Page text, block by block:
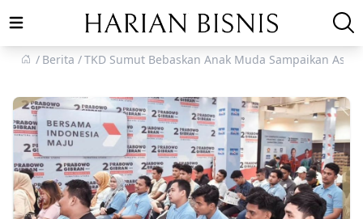
Open main menu
Berita
TKD Sumut Bebaskan Anak Muda Sampaikan